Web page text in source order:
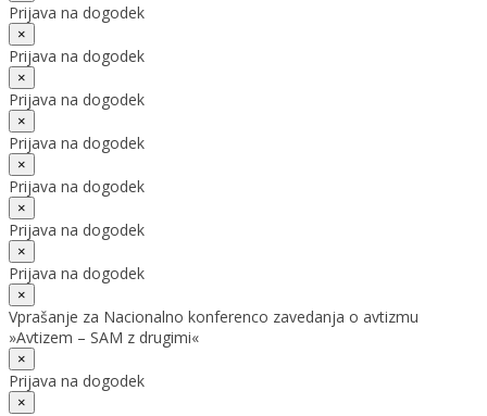
Prijava na dogodek
×
Prijava na dogodek
×
Prijava na dogodek
×
Prijava na dogodek
×
Prijava na dogodek
×
Prijava na dogodek
×
Prijava na dogodek
×
Vprašanje za Nacionalno konferenco zavedanja o avtizmu
»Avtizem – SAM z drugimi«
×
Prijava na dogodek
×